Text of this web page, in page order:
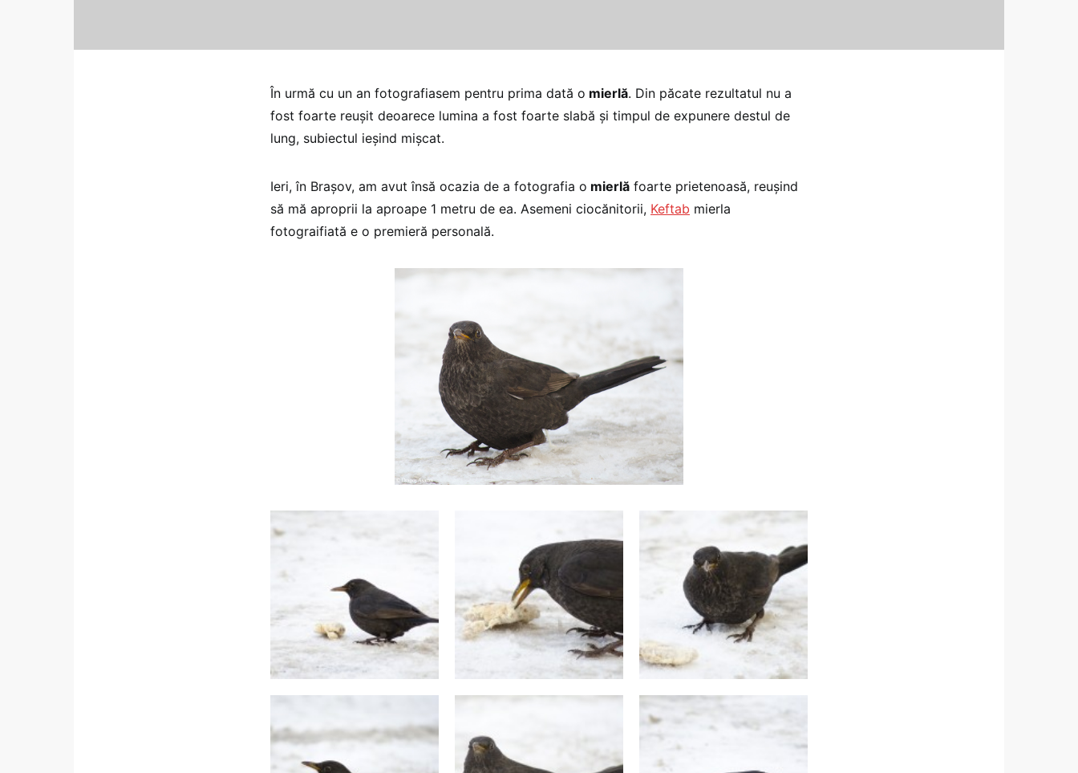
În urmă cu un an fotografiasem pentru prima dată o mierlă. Din păcate rezultatul nu a
fost foarte reuşit deoarece lumina a fost foarte slabă şi timpul de expunere destul de
lung, subiectul ieşind mişcat.
Ieri, în Braşov, am avut însă ocazia de a fotografia o mierlă foarte prietenoasă, reuşind
să mă aproprii la aproape 1 metru de ea. Asemeni ciocănitorii, Keftab mierla
fotograifiată e o premieră personală.